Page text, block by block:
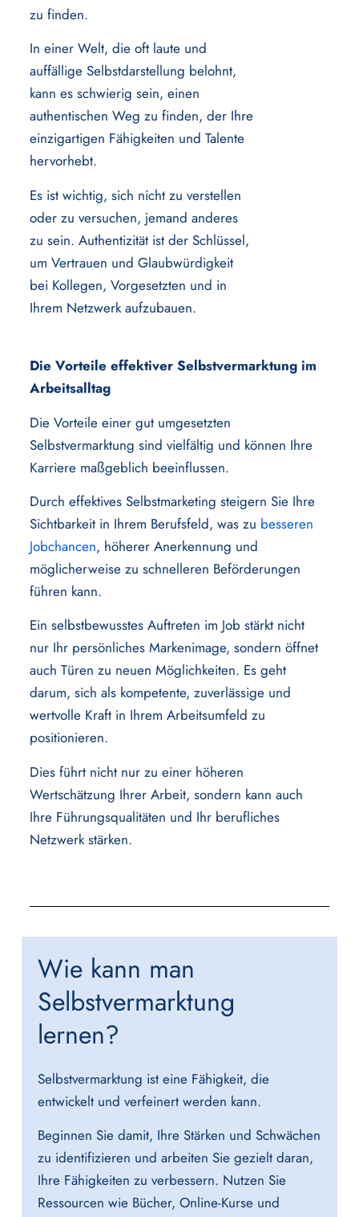
zu finden.
In einer Welt, die oft laute und
auffällige Selbstdarstellung belohnt,
kann es schwierig sein, einen
authentischen Weg zu finden, der Ihre
einzigartigen Fähigkeiten und Talente
hervorhebt.
Es ist wichtig, sich nicht zu verstellen
oder zu versuchen, jemand anderes
zu sein. Authentizität ist der Schlüssel,
um Vertrauen und Glaubwürdigkeit
bei Kollegen, Vorgesetzten und in
Ihrem Netzwerk aufzubauen.
Die Vorteile effektiver Selbstvermarktung im
Arbeitsalltag
Die Vorteile einer gut umgesetzten
Selbstvermarktung sind vielfältig und können Ihre
Karriere maßgeblich beeinflussen.
Durch effektives Selbstmarketing steigern Sie Ihre
Sichtbarkeit in Ihrem Berufsfeld, was zu besseren
Jobchancen, höherer Anerkennung und
möglicherweise zu schnelleren Beförderungen
führen kann.
Ein selbstbewusstes Auftreten im Job stärkt nicht
nur Ihr persönliches Markenimage, sondern öffnet
auch Türen zu neuen Möglichkeiten. Es geht
darum, sich als kompetente, zuverlässige und
wertvolle Kraft in Ihrem Arbeitsumfeld zu
positionieren.
Dies führt nicht nur zu einer höheren
Wertschätzung Ihrer Arbeit, sondern kann auch
Ihre Führungsqualitäten und Ihr berufliches
Netzwerk stärken.
Wie kann man
Selbstvermarktung
lernen?
Selbstvermarktung ist eine Fähigkeit, die
entwickelt und verfeinert werden kann.
Beginnen Sie damit, Ihre Stärken und Schwächen
zu identifizieren und arbeiten Sie gezielt daran,
Ihre Fähigkeiten zu verbessern. Nutzen Sie
Ressourcen wie Bücher, Online-Kurse und